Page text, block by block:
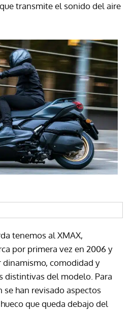
transmite el sonido del aire
tenemos al XMAX,
por primera vez en 2006 y
dinamismo, comodidad y
distintivas del modelo. Para
se han revisado aspectos
que queda debajo del